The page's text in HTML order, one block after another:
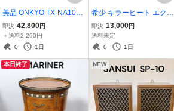
美品 ONKYO TX-NA1007
定価275,000円 9.1chフロ
ントハイ/ワイド対応 オン
キョー
即決 42,800円
＋送料2,260円
0
1日
希少 キラーヒート エクス
カージョン KE-S67SULS
T
即決 13,000円
送料未定
0
1日
本日終了 NEW